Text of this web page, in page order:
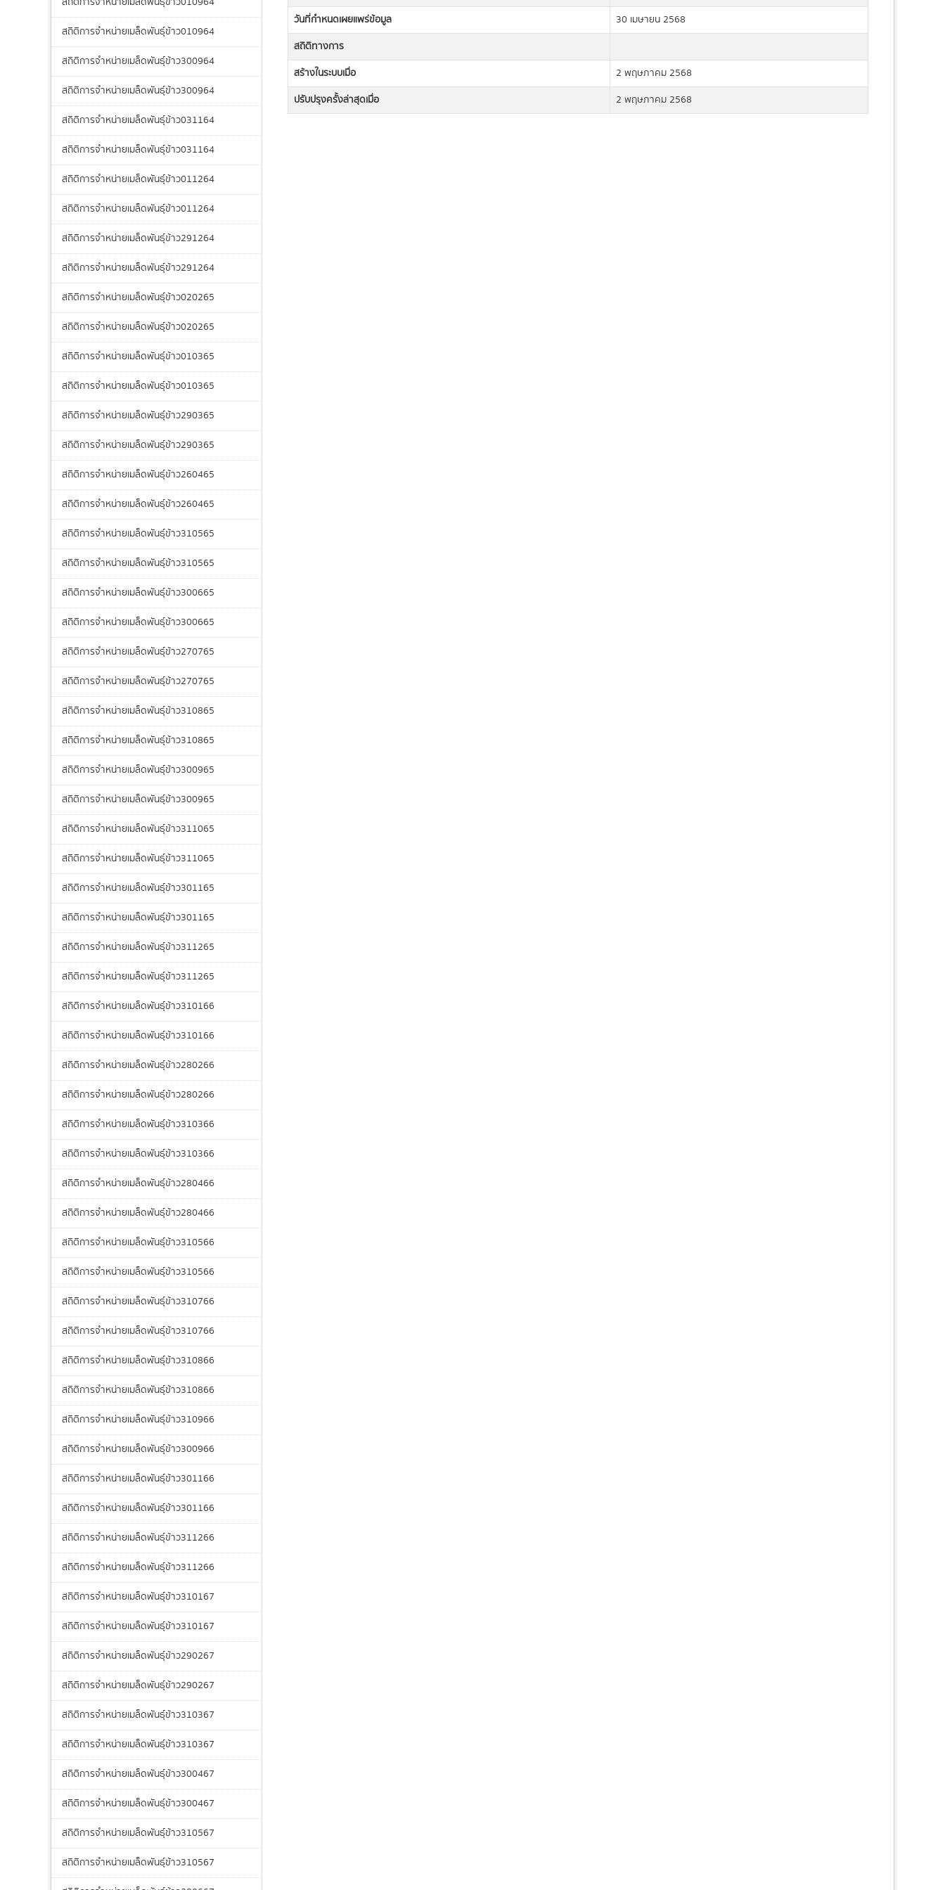
สถิติการจำหน่ายเมล็ดพันธุ์ข้าว010964
สถิติการจำหน่ายเมล็ดพันธุ์ข้าว300964
สถิติการจำหน่ายเมล็ดพันธุ์ข้าว300964
สถิติการจำหน่ายเมล็ดพันธุ์ข้าว031164
สถิติการจำหน่ายเมล็ดพันธุ์ข้าว031164
สถิติการจำหน่ายเมล็ดพันธุ์ข้าว011264
สถิติการจำหน่ายเมล็ดพันธุ์ข้าว011264
สถิติการจำหน่ายเมล็ดพันธุ์ข้าว291264
สถิติการจำหน่ายเมล็ดพันธุ์ข้าว291264
สถิติการจำหน่ายเมล็ดพันธุ์ข้าว020265
สถิติการจำหน่ายเมล็ดพันธุ์ข้าว020265
สถิติการจำหน่ายเมล็ดพันธุ์ข้าว010365
สถิติการจำหน่ายเมล็ดพันธุ์ข้าว010365
สถิติการจำหน่ายเมล็ดพันธุ์ข้าว290365
สถิติการจำหน่ายเมล็ดพันธุ์ข้าว290365
สถิติการจำหน่ายเมล็ดพันธุ์ข้าว260465
สถิติการจำหน่ายเมล็ดพันธุ์ข้าว260465
สถิติการจำหน่ายเมล็ดพันธุ์ข้าว310565
สถิติการจำหน่ายเมล็ดพันธุ์ข้าว310565
สถิติการจำหน่ายเมล็ดพันธุ์ข้าว300665
สถิติการจำหน่ายเมล็ดพันธุ์ข้าว300665
สถิติการจำหน่ายเมล็ดพันธุ์ข้าว270765
สถิติการจำหน่ายเมล็ดพันธุ์ข้าว270765
สถิติการจำหน่ายเมล็ดพันธุ์ข้าว310865
สถิติการจำหน่ายเมล็ดพันธุ์ข้าว310865
สถิติการจำหน่ายเมล็ดพันธุ์ข้าว300965
สถิติการจำหน่ายเมล็ดพันธุ์ข้าว300965
สถิติการจำหน่ายเมล็ดพันธุ์ข้าว311065
สถิติการจำหน่ายเมล็ดพันธุ์ข้าว311065
สถิติการจำหน่ายเมล็ดพันธุ์ข้าว301165
สถิติการจำหน่ายเมล็ดพันธุ์ข้าว301165
สถิติการจำหน่ายเมล็ดพันธุ์ข้าว311265
สถิติการจำหน่ายเมล็ดพันธุ์ข้าว311265
สถิติการจำหน่ายเมล็ดพันธุ์ข้าว310166
สถิติการจำหน่ายเมล็ดพันธุ์ข้าว310166
สถิติการจำหน่ายเมล็ดพันธุ์ข้าว280266
สถิติการจำหน่ายเมล็ดพันธุ์ข้าว280266
สถิติการจำหน่ายเมล็ดพันธุ์ข้าว310366
สถิติการจำหน่ายเมล็ดพันธุ์ข้าว310366
สถิติการจำหน่ายเมล็ดพันธุ์ข้าว280466
สถิติการจำหน่ายเมล็ดพันธุ์ข้าว280466
สถิติการจำหน่ายเมล็ดพันธุ์ข้าว310566
สถิติการจำหน่ายเมล็ดพันธุ์ข้าว310566
สถิติการจำหน่ายเมล็ดพันธุ์ข้าว310766
สถิติการจำหน่ายเมล็ดพันธุ์ข้าว310766
สถิติการจำหน่ายเมล็ดพันธุ์ข้าว310866
สถิติการจำหน่ายเมล็ดพันธุ์ข้าว310866
สถิติการจำหน่ายเมล็ดพันธุ์ข้าว310966
สถิติการจำหน่ายเมล็ดพันธุ์ข้าว300966
สถิติการจำหน่ายเมล็ดพันธุ์ข้าว301166
สถิติการจำหน่ายเมล็ดพันธุ์ข้าว301166
สถิติการจำหน่ายเมล็ดพันธุ์ข้าว311266
สถิติการจำหน่ายเมล็ดพันธุ์ข้าว311266
สถิติการจำหน่ายเมล็ดพันธุ์ข้าว310167
สถิติการจำหน่ายเมล็ดพันธุ์ข้าว310167
สถิติการจำหน่ายเมล็ดพันธุ์ข้าว290267
สถิติการจำหน่ายเมล็ดพันธุ์ข้าว290267
สถิติการจำหน่ายเมล็ดพันธุ์ข้าว310367
สถิติการจำหน่ายเมล็ดพันธุ์ข้าว310367
สถิติการจำหน่ายเมล็ดพันธุ์ข้าว300467
สถิติการจำหน่ายเมล็ดพันธุ์ข้าว300467
สถิติการจำหน่ายเมล็ดพันธุ์ข้าว310567
สถิติการจำหน่ายเมล็ดพันธุ์ข้าว310567
วันที่กำหนดเผยแพร่ข้อมูล
30 เมษายน 2568
สถิติทางการ
สร้างในระบบเมื่อ
2 พฤษภาคม 2568
ปรับปรุงครั้งล่าสุดเมื่อ
2 พฤษภาคม 2568